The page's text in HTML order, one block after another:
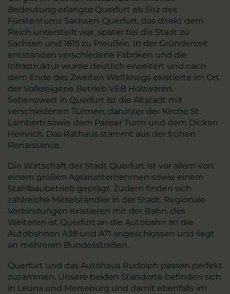
Bedeutung erlangte Querfurt als Sitz des
Fürstentums Sachsen-Querfurt, das direkt dem
Reich unterstellt war, später fiel die Stadt zu
Sachsen und 1815 zu Preußen. In der Gründerzeit
entstanden verschiedene Fabriken und die
Infrastruktur wurde deutlich erweitert und nach
dem Ende des Zweiten Weltkriegs existierte im Ort
der Volkseigene Betrieb VEB Holzwaren.
Sehenswert in Querfurt ist die Altstadt mit
verschiedenen Türmen, darunter der Kirche St.
Lamberti sowie dem Pariser Turm und dem Dicken
Heinrich. Das Rathaus stammt aus der frühen
Renaissance.
Die Wirtschaft der Stadt Querfurt ist vor allem von
einem großen Agrarunternehmen sowie einem
Stahlbaubetrieb geprägt. Zudem finden sich
zahlreiche Mittelständler in der Stadt. Regionale
Verbindungen existieren mit der Bahn, des
Weiteren ist Querfurt an die Autobahn an die
Autobahnen A38 und A71 angeschlossen und liegt
an mehreren Bundesstraßen.
Querfurt und das Autohaus Rudolph passen perfekt
zusammen. Unsere beiden Standorte befinden sich
in Leuna und Merseburg und damit ebenfalls im